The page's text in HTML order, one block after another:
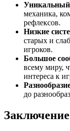
Уникальный
механика,
рефлексов.
Низкие
старых и
игроков.
Большое
всему миру,
интереса к
до
Заключение